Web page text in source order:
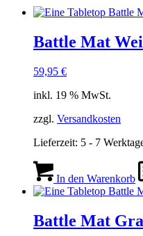
Battle Mat
59,95 €
inkl. 19 % MwSt.
zzgl. Versandkosten
Lieferzeit: 5 - 7
In den Warenkorb
Battle Mat